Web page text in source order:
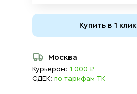
Купить в 1 клик
Москва
Курьером: 1 000 ₽
СДЕК: по тарифам ТК